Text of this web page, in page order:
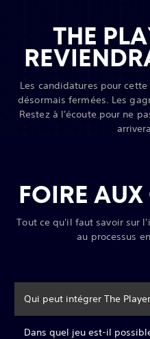
THE
Les candidatures pour
désormais fermées. Les
Restez à l'écoute pour ne
FOIRE
Tout ce qu'il faut savoir sur
au processus
Qui peut intégrer The
Dans quel jeu est-il